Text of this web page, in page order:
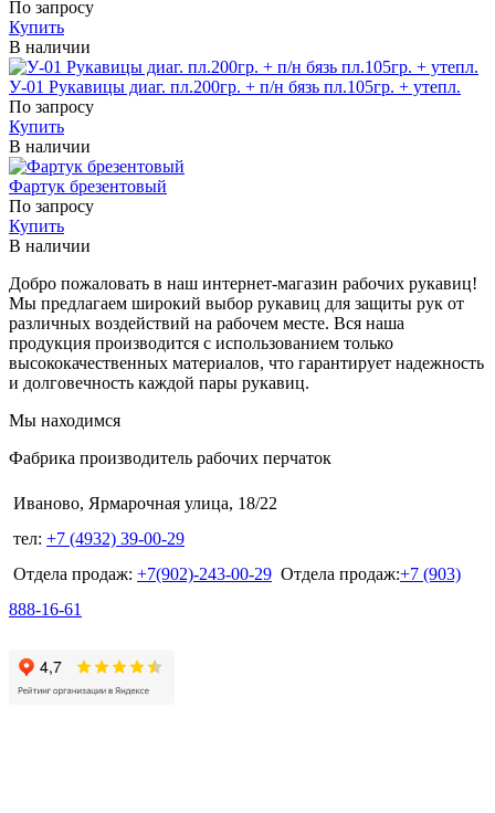
По запросу
Купить
В наличии
У-01 Рукавицы диаг. пл.200гр. + п/н бязь пл.105гр. + утепл.
По запросу
Купить
В наличии
Фартук брезентовый
По запросу
Купить
В наличии
Добро пожаловать в наш интернет-магазин рабочих рукавиц!
Мы предлагаем широкий выбор рукавиц для защиты рук от
различных воздействий на рабочем месте. Вся наша
продукция производится с использованием только
высококачественных материалов, что гарантирует надежность
и долговечность каждой пары рукавиц.
Мы находимся
Фабрика производитель рабочих перчаток
Иваново, Ярмарочная улица, 18/22
тел: +7 (4932) 39-00-29
Отдела продаж: +7(902)-243-00-29 Отдела продаж:+7 (903)
888-16-61